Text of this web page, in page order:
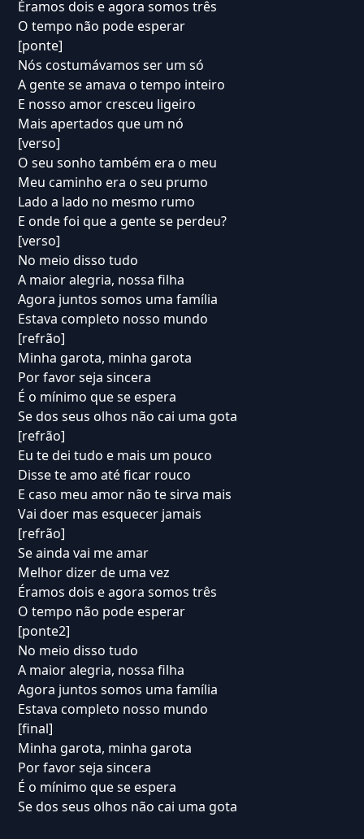
Éramos dois e agora somos três
O tempo não pode esperar
[ponte]
Nós costumávamos ser um só
A gente se amava o tempo inteiro
E nosso amor cresceu ligeiro
Mais apertados que um nó
[verso]
O seu sonho também era o meu
Meu caminho era o seu prumo
Lado a lado no mesmo rumo
E onde foi que a gente se perdeu?
[verso]
No meio disso tudo
A maior alegria, nossa filha
Agora juntos somos uma família
Estava completo nosso mundo
[refrão]
Minha garota, minha garota
Por favor seja sincera
É o mínimo que se espera
Se dos seus olhos não cai uma gota
[refrão]
Eu te dei tudo e mais um pouco
Disse te amo até ficar rouco
E caso meu amor não te sirva mais
Vai doer mas esquecer jamais
[refrão]
Se ainda vai me amar
Melhor dizer de uma vez
Éramos dois e agora somos três
O tempo não pode esperar
[ponte2]
No meio disso tudo
A maior alegria, nossa filha
Agora juntos somos uma família
Estava completo nosso mundo
[final]
Minha garota, minha garota
Por favor seja sincera
É o mínimo que se espera
Se dos seus olhos não cai uma gota